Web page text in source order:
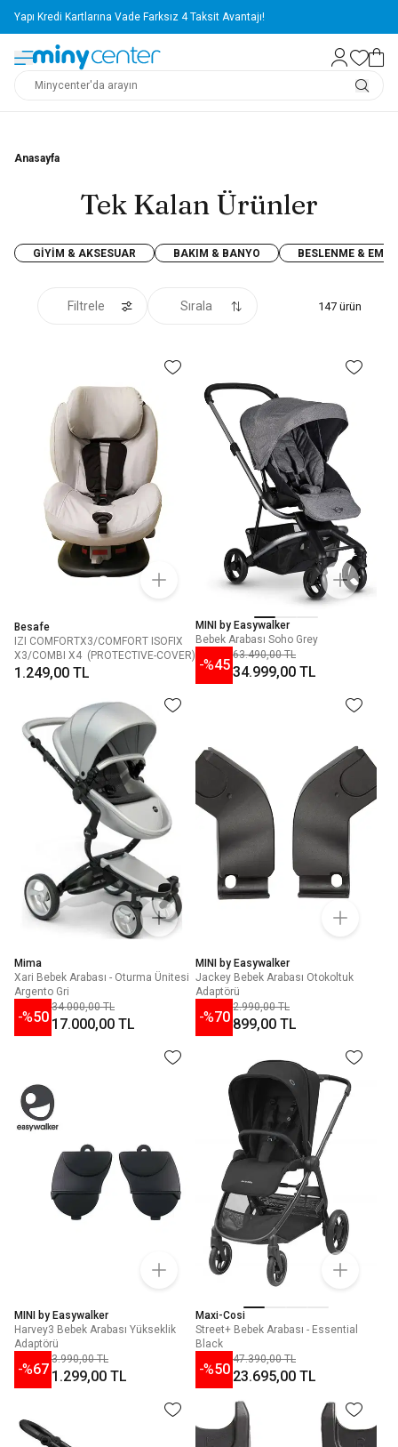
Yapı Kredi Kartlarına Vade Farksız 4 Taksit Avantajı!
Anasayfa
Tek Kalan Ürünler
GIYIM & AKSESUAR BAKIM & BANYO BESLENME &
Filtrele Sırala 147 ürün
Besafe
IZI COMFORTX3/COMFORT ISOFIX
X3/COMBI X4 (PROTECTIVE-COVER)
1.249,00 TL
MINI by Easywalker
Bebek Arabası Soho Grey
-%45
63.490,00 TL
34.999,00 TL
Mima
Xari Bebek Arabası - Oturma Ünitesi
Argento Gri
-%50
34.000,00 TL
17.000,00 TL
MINI by Easywalker
Jackey Bebek Arabası Otokoltuk
Adaptörü
-%70
2.990,00 TL
899,00 TL
MINI by Easywalker
Harvey3 Bebek Arabası Yükseklik
Adaptörü
-%67
3.990,00 TL
1.299,00 TL
Maxi-Cosi
Street+ Bebek Arabası - Essential
Black
-%50
47.390,00 TL
23.695,00 TL